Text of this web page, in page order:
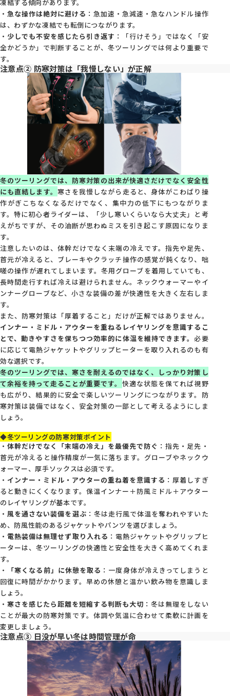
・急な操作は絶対に避ける ：急加速・急減速・急なハンドル操作
は、わずかな凍結でも転倒につながります。
・少しでも不安を感じたら引き返す ：「行けそう」ではなく「安
全かどうか」で判断することが、冬ツーリングでは何より重要で
す。
注意点② 防寒対策は「我慢しない」が正解
冬のツーリングでは、防寒対策の出来が快適さだけでなく安全性
にも直結します。 寒さを我慢しながら走ると、身体がこわばり操
作がぎこちなくなるだけでなく、集中力の低下にもつながりま
す。特に初心者ライダーは、「少し寒いくらいなら大丈夫」と考
えがちですが、その油断が思わぬミスを引き起こす原因になりま
す。
注意したいのは、体幹だけでなく末端の冷えです。指先や足先、
首元が冷えると、ブレーキやクラッチ操作の感覚が鈍くなり、咄
嗟の操作が遅れてしまいます。冬用グローブを着用していても、
長時間走行すれば冷えは避けられません。ネックウォーマーやイ
ンナーグローブなど、小さな装備の差が快適性を大きく左右しま
す。
また、防寒対策は「厚着すること」だけが正解ではありません。
インナー・ミドル・アウターを重ねるレイヤリングを意識するこ
とで、動きやすさを保ちつつ効率的に体温を維持できます。必要
に応じて電熱ジャケットやグリップヒーターを取り入れるのも有
効な選択です。
冬のツーリングでは、寒さを耐えるのではなく、しっかり対策し
て余裕を持って走ることが重要です。 快適な状態を保てれば視野
も広がり、結果的に安全で楽しいツーリングにつながります。防
寒対策は装備ではなく、安全対策の一部として考えるようにしま
しょう。
◆冬ツーリングの防寒対策ポイント
・体幹だけでなく「末端の冷え」を最優先で防ぐ ：指先・足先・
首元が冷えると操作精度が一気に落ちます。グローブやネックウ
ォーマー、厚手ソックスは必須です。
・ インナー・ミドル・アウターの重ね着を意識する ：厚着しすぎ
ると動きにくくなります。保温インナー＋防風ミドル＋アウター
のレイヤリングが基本です。
・風を通さない装備を選ぶ ：冬は走行風で体温を奪われやすいた
め、防風性能のあるジャケットやパンツを選びましょう。
・電熱装備は無理せず取り入れる ：電熱ジャケットやグリップヒ
ーターは、冬ツーリングの快適性と安全性を大きく高めてくれま
す。
・
「寒くなる前」に休憩を取る ：一度身体が冷えきってしまうと
回復に時間がかかります。早めの休憩と温かい飲み物を意識しま
しょう。
・寒さを感じたら距離を短縮する判断も大切 ：冬は無理をしない
ことが最大の防寒対策です。体調や気温に合わせて柔軟に計画を
変更しましょう。
注意点③ 日没が早い冬は時間管理が命